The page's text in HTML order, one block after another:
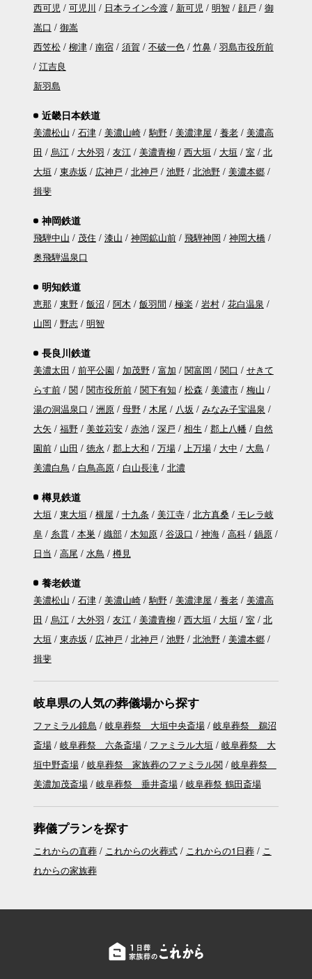
西可児
可児川 日本ライン今渡 新可児 明智 顔戸
御
嵩口
御嵩
西笠松
柳津 南宿 須賀 不破一色 竹鼻
羽島市役所前
江吉良
新羽島
近畿日本鉄道
美濃松山 石津 美濃山崎 駒野 美濃津屋 養老
美濃高
田
烏江 大外羽 友江 美濃青柳 西大垣 大垣 室
北
大垣
東赤坂 広神戸 北神戸 池野 北池野
美濃本郷
揖斐
神岡鉄道
飛騨中山 茂住 漆山 神岡鉱山前 飛騨神岡
神岡大橋
奥飛騨温泉口
明知鉄道
恵那 東野 飯沼 阿木 飯羽間 極楽 岩村
花白温泉
山岡
野志 明智
長良川鉄道
美濃太田 前平公園 加茂野 富加 関富岡 関口
せきて
らす前
関 関市役所前 関下有知 松森 美濃市
梅山
湯の洞温泉口
洲原 母野 木尾 八坂
みなみ子宝温泉
大矢
福野 美並苅安 赤池 深戸 相生 郡上八幡
自然
園前
山田 徳永 郡上大和 万場 上万場 大中
大島
美濃白鳥
白鳥高原 白山長滝 北濃
樽見鉄道
大垣 東大垣 横屋 十九条 美江寺 北方真桑
モレラ岐
阜
糸貫 本巣 織部 木知原 谷汲口 神海 高科
鍋原
日当
高尾 水鳥 樽見
養老鉄道
美濃松山 石津 美濃山崎 駒野 美濃津屋 養老
美濃高
田
烏江 大外羽 友江 美濃青柳 西大垣 大垣 室
北
大垣
東赤坂 広神戸 北神戸 池野 北池野
美濃本郷
揖斐
岐阜県の人気の葬儀場から探す
ファミラル鏡島 岐阜葬祭 大垣中央斎場
岐阜葬祭 鵜沼
斎場
岐阜葬祭 六条斎場 ファミラル大垣
岐阜葬祭 大
垣中野斎場
岐阜葬祭 家族葬のファミラル関
岐阜葬祭
美濃加茂斎場
岐阜葬祭 垂井斎場 岐阜葬祭 鶴田斎場
葬儀プランを探す
これからの直葬 これからの火葬式 これからの1日葬
こ
れからの家族葬